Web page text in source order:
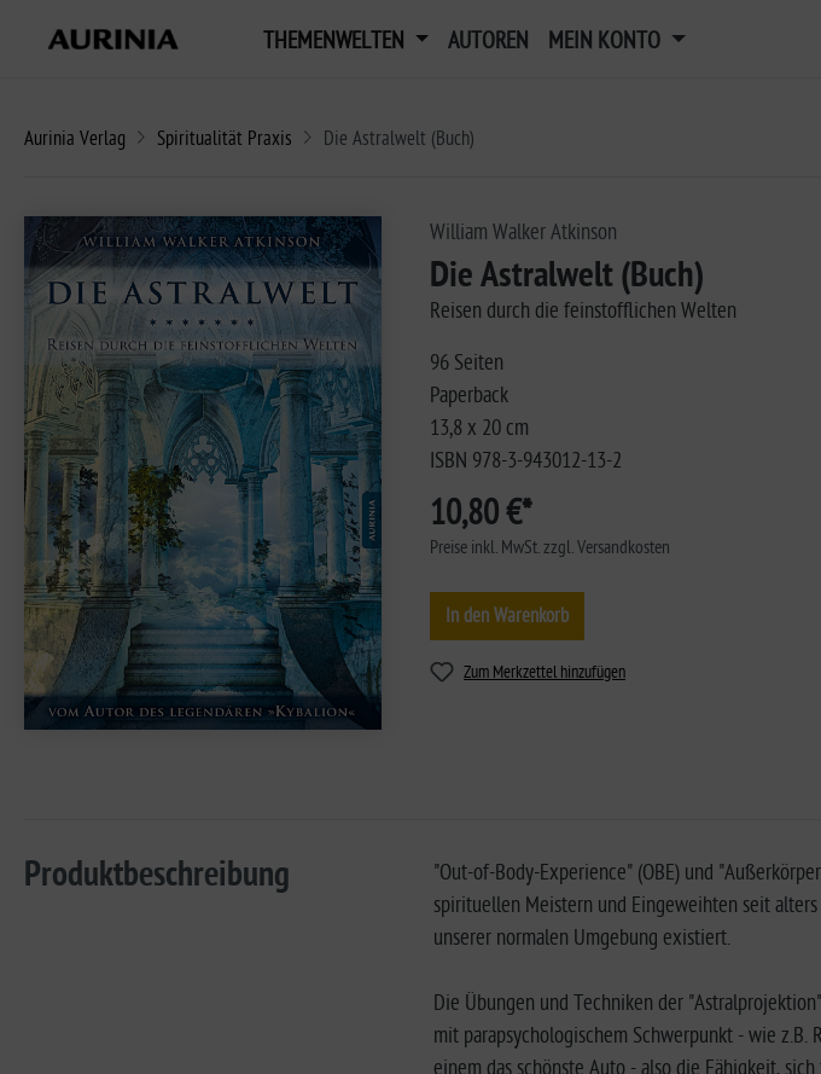
THEMENWELTEN AUTOREN MEIN KONTO
Aurinia Verlag Spiritualität Praxis Die Astralwelt (Buch)
William Walker Atkinson
Die Astralwelt (Buch)
Reisen durch die feinstofflichen Welten
96 Seiten
Paperback
13,8 x 20 cm
ISBN 978-3-943012-13-2
10,80 €*
Preise inkl. MwSt. zzgl. Versandkosten
In den Warenkorb
Zum Merkzettel hinzufügen
Produktbeschreibung
"Out-of-Body-Experience" (OBE) und
spirituellen Meistern und Eingeweihten seit
unserer normalen Umgebung existiert.
Die Übungen und Techniken der
mit parapsychologischem Schwerpunkt - wie
einem das schönste Auto - also die Fähigkeit,